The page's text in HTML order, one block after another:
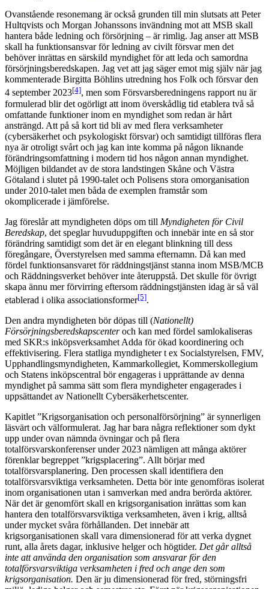
Ovanstående resonemang är också grunden till min slutsats att Peter
Hultqvists och Morgan Johanssons invändning mot att MSB skall
hantera både ledning och försörjning – är rimlig. Jag anser att MSB
skall ha funktionsansvar för ledning av civilt försvar men det
behöver inrättas en särskild myndighet för att leda och samordna
försörjningsberedskapen. Jag vet att jag säger emot mig själv när jag
kommenterade Birgitta Böhlins utredning hos Folk och försvar den
4 september 2023[4], men som Försvarsberedningens rapport nu är
formulerad blir det ogörligt att inom överskådlig tid etablera två så
omfattande funktioner inom en myndighet som redan är hårt
ansträngd. Att på så kort tid bli av med flera verksamheter
(cybersäkerhet och psykologiskt försvar) och samtidigt tillföras flera
nya är otroligt svårt och jag kan inte komma på någon liknande
förändringsomfattning i modern tid hos någon annan myndighet.
Möjligen bildandet av de stora landstingen Skåne och Västra
Götaland i slutet på 1990-talet och Polisens stora omorganisation
under 2010-talet men båda de exemplen framstår som
okomplicerade i jämförelse.
Jag föreslår att myndigheten döps om till Myndigheten för Civil
Beredskap, det speglar huvuduppgiften och innebär inte en så stor
förändring samtidigt som det är en elegant blinkning till dess
föregångare, Överstyrelsen med samma efternamn. Då kan med
fördel funktionsansvaret för räddningstjänst stanna inom MSB/MCB
och Räddningsverket behöver inte återuppstå. Det skulle för övrigt
skapa ännu mer förvirring eftersom räddningstjänsten idag är så väl
etablerad i olika associationsformer[5].
Den andra myndigheten bör döpas till (Nationellt)
Försörjningsberedskapscenteroch kan med fördel samlokaliseras
med SKR:s inköpsverksamhet Adda för ökad koordinering och
effektivisering. Flera statliga myndigheter t ex Socialstyrelsen, FMV,
Upphandlingsmyndigheten, Kammarkollegiet, Kommerskollegium
och Statens inköpscentral bör engageras i upprättande av denna
myndighet på samma sätt som flera myndigheter engagerades i
uppsättandet av Nationellt Cybersäkerhetscenter.
Kapitlet ”Krigsorganisation och personalförsörjning” är synnerligen
läsvärt och välformulerat. Jag har bara några reflektioner som dykt
upp under ovan nämnda övningar och på flera
totalförsvarskonferenser under 2023 nämligen att många aktörer
förenklar begreppet ”krigsplacering”. Allt börjar med
totalförsvarsplanering. Den processen skall identifiera den
totalförsvarsviktiga verksamheten. Detta bör inte genomföras isolerat
inom organisationen utan i samverkan med andra berörda aktörer.
När det är genomfört skall en krigsorganisation inrättas som kan
hantera den totalförsvarsviktiga verksamheten, även i krig, alltså
under mycket svåra förhållanden. Det innebär att
krigsorganisationen skall vara dimensionerad för att verka dygnet
runt, alla årets dagar, inklusive helger och högtider. Det går alltså
inte att använda den organisation som ansvarar för den
totalförsvarsviktiga verksamheten i fred och ange den som
krigsorganisation. Den är ju dimensionerad för fred, störningsfri